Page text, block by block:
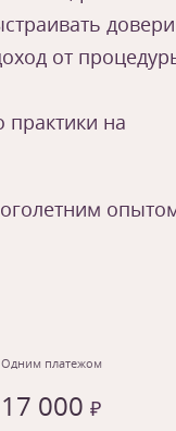
от
практики на
Одним платежом
17 000 ₽